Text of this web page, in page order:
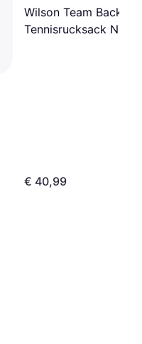
Wilson Team
Tennisrucksack Navy
€ 40,99